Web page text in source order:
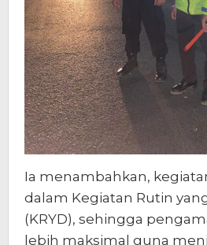
Ia menambahkan,
dalam Kegiatan Rutin
(KRYD), sehingga
lebih maksimal guna